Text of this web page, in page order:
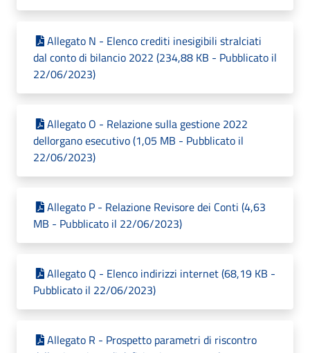
Allegato N - Elenco crediti inesigibili stralciati
dal conto di bilancio 2022 (234,88 KB - Pubblicato il
22/06/2023)
Allegato O - Relazione sulla gestione 2022
dellorgano esecutivo (1,05 MB - Pubblicato il
22/06/2023)
Allegato P - Relazione Revisore dei Conti (4,63
MB - Pubblicato il 22/06/2023)
Allegato Q - Elenco indirizzi internet (68,19 KB -
Pubblicato il 22/06/2023)
Allegato R - Prospetto parametri di riscontro